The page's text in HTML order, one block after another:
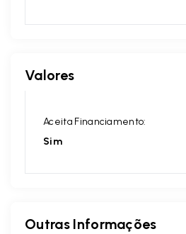
Valores
Aceita Financiamento:
Sim
Outras Informações